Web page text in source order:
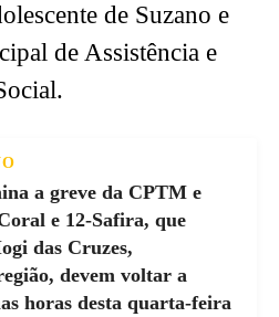
de Suzano e
de Assistência e
a greve da CPTM e
e 12-Safira, que
das Cruzes,
devem voltar a
horas desta quarta-feira